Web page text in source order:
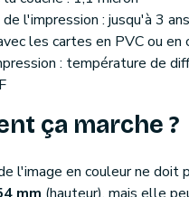
l'impression : jusqu'à 3 ans
les cartes en PVC ou en
: température de
ça marche ?
l'image en couleur ne doit